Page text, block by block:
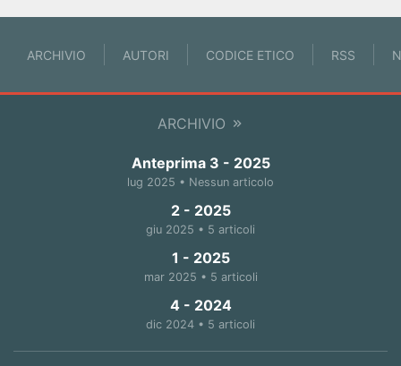
ARCHIVIO AUTORI CODICE ETICO RSS
ARCHIVIO
Anteprima 3 - 2025
lug 2025 • Nessun articolo
2 - 2025
giu 2025 • 5 articoli
1 - 2025
mar 2025 • 5 articoli
4 - 2024
dic 2024 • 5 articoli